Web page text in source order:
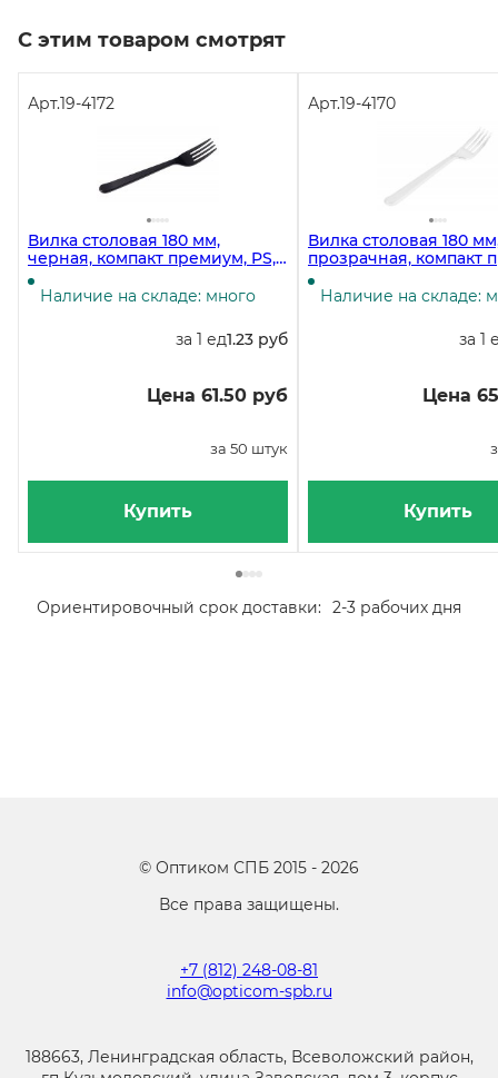
С этим товаром смотрят
Арт.19-4172
Вилка столовая 180 мм,
черная, компакт премиум, PS,
50 штук
Наличие на складе: много
за 1 ед1.23 руб
Цена 61.50 руб
за 50 штук
Купить
Арт.19-4170
Вилка столовая 180
прозрачная, компакт
PS, 50 штук
Наличие на складе:
за 1
Цена
Купить
Ориентировочный срок доставки: 2-3 рабочих дня
© Оптиком СПБ 2015 - 2026
Все права защищены.
+7 (812) 248-08-81
info@opticom-spb.ru
188663, Ленинградская область, Всеволожский район,